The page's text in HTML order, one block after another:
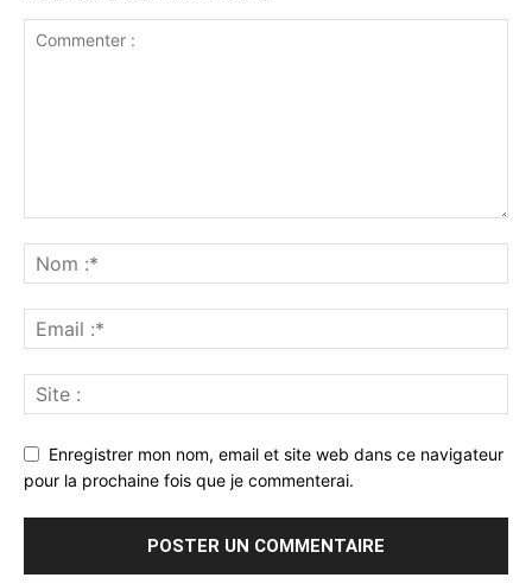
Enregistrer mon nom, email et site web dans ce navigateur
pour la prochaine fois que je commenterai.